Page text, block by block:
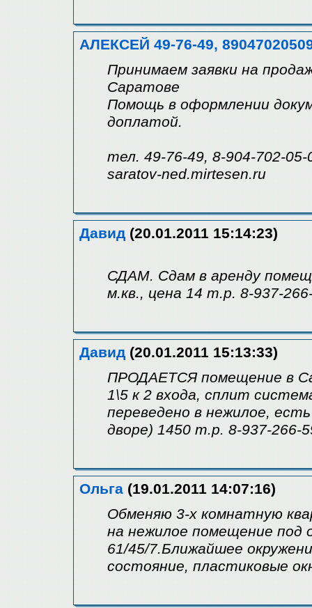
АЛЕКСЕЙ 49-76-49,
Принимаем заявки на
Саратове
Помощь в оформлении
доплатой.
тел. 49-76-49, 8-904-702-05-
saratov-ned.mirtesen.ru
Давид (20.01.2011 15:14:23)
СДАМ. Сдам в аренду
м.кв., цена 14 т.р. 8-937-
Давид (20.01.2011 15:13:33)
ПРОДАЕТСЯ помещение в
1\5 к 2 входа, сплит
переведено в нежилое,
дворе) 1450 т.р. 8-937-266-
Ольга (19.01.2011 14:07:16)
Обменяю 3-х комнатную
на нежилое помещение под
61/45/7.Ближайшее
состояние, пластиковые